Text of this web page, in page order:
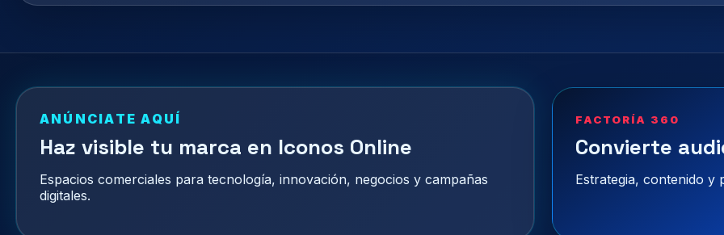
ANÚNCIATE AQUÍ
Haz visible tu marca en Iconos Online
Espacios comerciales para tecnología, innovación, negocios y campañas
digitales.
FACTORÍA 360
Convierte
Estrategia, contenido y